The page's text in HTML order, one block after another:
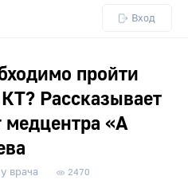
Вход
пройти
Рассказывает
медцентра «А
врача 2470